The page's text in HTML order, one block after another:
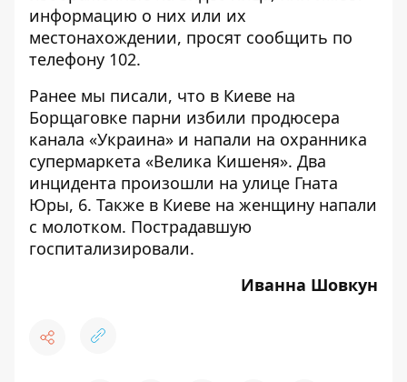
информацию о них или их
местонахождении, просят сообщить по
телефону 102.
Ранее мы писали, что в Киеве на
Борщаговке парни избили продюсера
канала «Украина» и напали на охранника
супермаркета «Велика Кишеня». Два
инцидента произошли на улице Гната
Юры, 6. Также в Киеве на женщину напали
с молотком. Пострадавшую
госпитализировали.
Иванна Шовкун